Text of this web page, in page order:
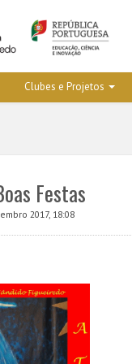
Clubes e Projetos
Festas
2017, 18:08